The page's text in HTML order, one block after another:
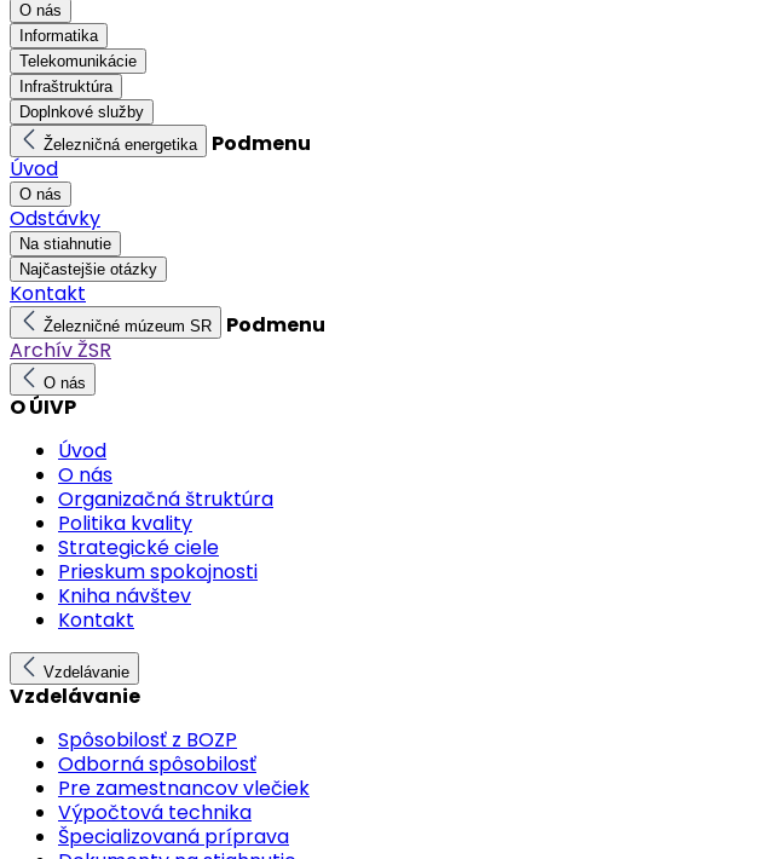
O nás
Informatika
Telekomunikácie
Infraštruktúra
Doplnkové služby
Železničná energetika
Podmenu
Úvod
O nás
Odstávky
Na stiahnutie
Najčastejšie otázky
Kontakt
Železničné múzeum SR
Podmenu
Archív ŽSR
O nás
O ÚIVP
Úvod
O nás
Organizačná štruktúra
Politika kvality
Strategické ciele
Prieskum spokojnosti
Kniha návštev
Kontakt
Vzdelávanie
Vzdelávanie
Spôsobilosť z BOZP
Odborná spôsobilosť
Pre zamestnancov vlečiek
Výpočtová technika
Špecializovaná príprava